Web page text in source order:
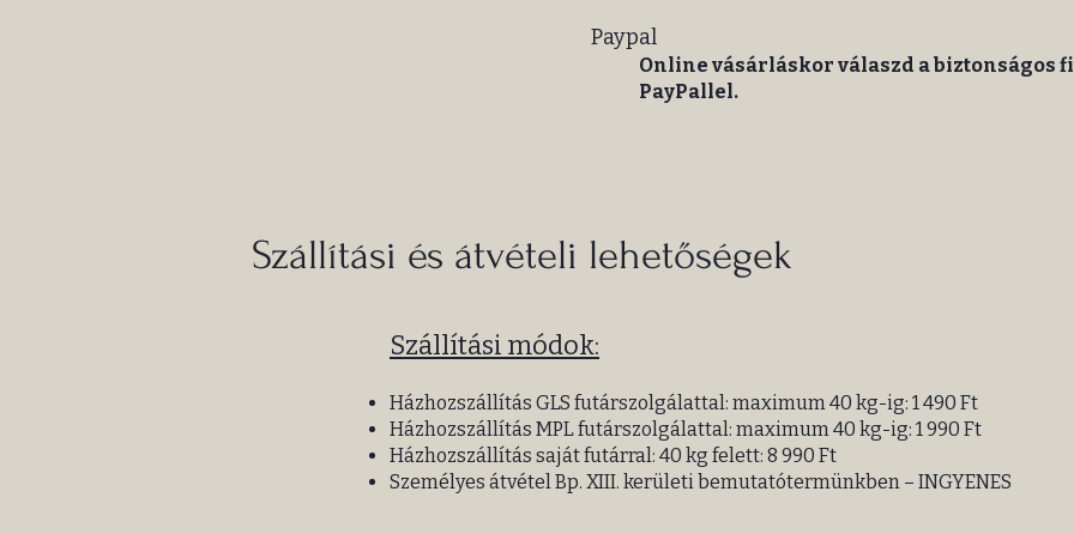
​Paypal
Online vásárláskor válaszd a biztonságos
PayPallel.
Szállítási és átvételi lehetőségek
Szállítási módok:
Házhozszállítás GLS futárszolgálattal: maximum 40 kg-ig: 1 490 Ft
Házhozszállítás MPL futárszolgálattal: maximum 40 kg-ig: 1 990 Ft
Házhozszállítás saját futárral: 40 kg felett: 8 990 Ft
Személyes átvétel Bp. XIII. kerületi bemutatótermünkben – INGYENES